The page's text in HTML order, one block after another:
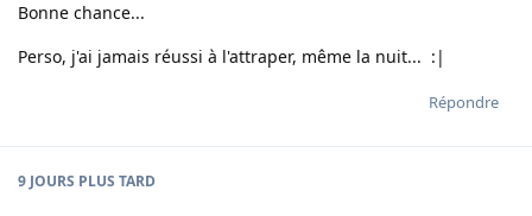
Bonne chance...
Perso, j'ai jamais réussi à l'attraper, même la nuit... :|
Répondre
9 JOURS PLUS TARD